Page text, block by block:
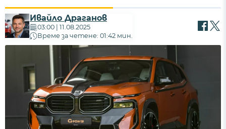
Ивайло Драганов
03:00 | 11.08.2025
Време за четене: 01:42 мин.